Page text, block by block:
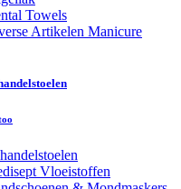
Towels
Artikelen Manicure
Vloeistoffen